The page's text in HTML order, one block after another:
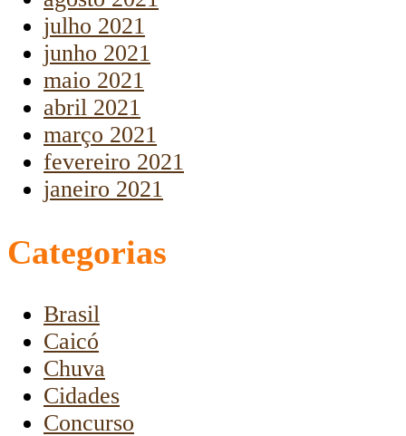
julho 2021
junho 2021
maio 2021
abril 2021
março 2021
fevereiro 2021
janeiro 2021
Categorias
Brasil
Caicó
Chuva
Cidades
Concurso